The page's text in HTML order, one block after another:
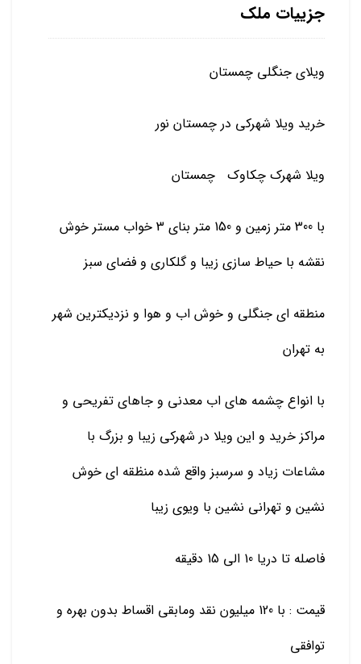
جزییات ملک
ویلای جنگلی چمستان
خرید ویلا شهرکی در چمستان نور
ویلا شهرک چکاوک چمستان
با 300 متر زمین و 150 متر بنای 3 خواب مستر خوش
نقشه با حیاط سازی زیبا و گلکاری و فضای سبز
منطقه ای جنگلی و خوش اب و هوا و نزدیکترین شهر
به تهران
با انواع چشمه های اب معدنی و جاهای تفریحی و
مراکز خرید و این ویلا در شهرکی زیبا و بزرگ با
مشاعات زیاد و سرسبز واقع شده منظقه ای خوش
نشین و تهرانی نشین با ویوی زیبا
فاصله تا دریا 10 الی 15 دقیقه
قیمت : با 120 میلیون نقد ومابقی اقساط بدون بهره و
توافقی